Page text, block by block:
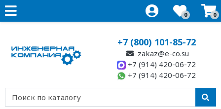
0 0
+7 (800) 101-85-72
zakaz@e-co.su
+7 (914) 420-06-72
+7 (914) 420-06-72